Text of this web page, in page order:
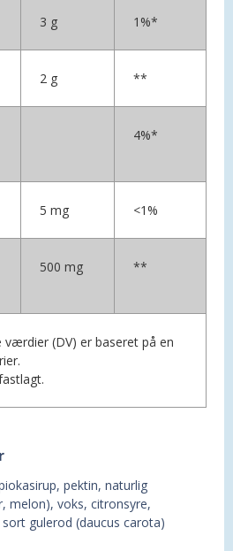
3 g 1%*
2 g **
4%*
5 mg <1%
500 mg **
(DV) er baseret på en
pektin, naturlig
melon), voks, citronsyre,
gulerod (daucus carota)